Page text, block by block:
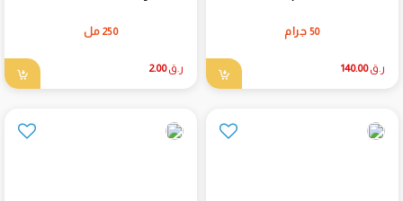
50 جرام
ر.ق140.00
250 مل
ر.ق2.00